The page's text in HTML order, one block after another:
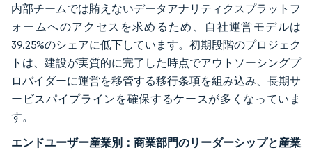
内部チームでは賄えないデータアナリティクスプラットフ
ォームへのアクセスを求めるため、自社運営モデルは
39.25%のシェアに低下しています。初期段階のプロジェク
トは、建設が実質的に完了した時点でアウトソーシングプ
ロバイダーに運営を移管する移行条項を組み込み、長期サ
ービスパイプラインを確保するケースが多くなっていま
す。
エンドユーザー産業別：商業部門のリーダーシップと産業